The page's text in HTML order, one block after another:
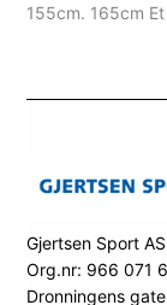
155cm. 165cm
Gjertsen Sport AS
Org.nr: 966 071
Dronningens